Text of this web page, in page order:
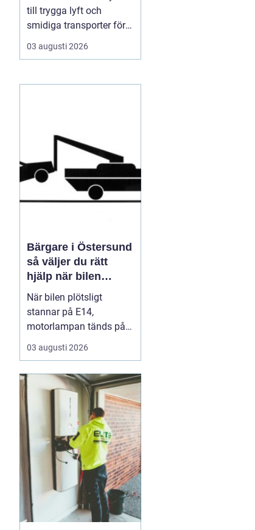
till trygga lyft och
smidiga transporter för
både privatpersoner och
företag i
tunga byggmaterial,
03 augusti 2026
Bärgare i Östersund
så väljer du rätt
hjälp när bilen
stannar
När bilen plötsligt
stannar på E14,
motorlampan tänds på
väg hem från fjällen eller
en tung lastbil fastnar i
minuter kännas som
timmar. En
pålitlig
bärgare Östersund blir...
03 augusti 2026